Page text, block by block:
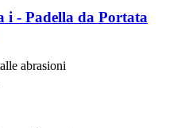
i -​ Padella da Portata
abrasioni